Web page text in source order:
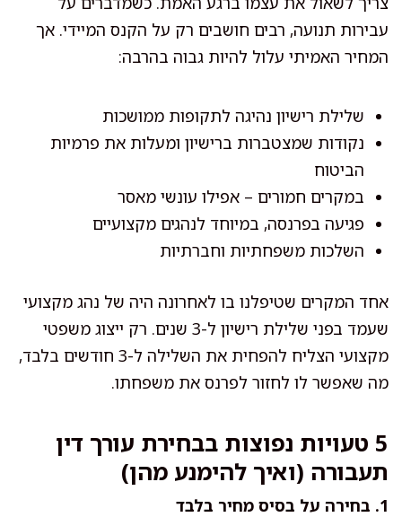
עבירות תנועה, רבים חושבים רק על הקנס המיידי. אך
המחיר האמיתי עלול להיות גבוה בהרבה:
שלילת רישיון נהיגה לתקופות ממושכות
נקודות שמצטברות ברישיון ומעלות את פרמיות
הביטוח
במקרים חמורים – אפילו עונשי מאסר
פגיעה בפרנסה, במיוחד לנהגים מקצועיים
השלכות משפחתיות וחברתיות
אחד המקרים שטיפלנו בו לאחרונה היה של נהג מקצועי
שעמד בפני שלילת רישיון ל-3 שנים. רק ייצוג משפטי
מקצועי הצליח להפחית את השלילה ל-3 חודשים בלבד,
מה שאפשר לו לחזור לפרנס את משפחתו.
5 טעויות נפוצות בבחירת עורך דין
תעבורה (ואיך להימנע מהן)
1. בחירה על בסיס מחיר בלבד